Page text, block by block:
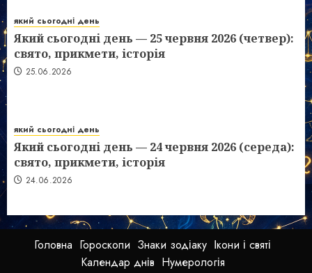
який сьогодні день
Який сьогодні день — 25 червня 2026 (четвер):
свято, прикмети, історія
25.06.2026
який сьогодні день
Який сьогодні день — 24 червня 2026 (середа):
свято, прикмети, історія
24.06.2026
Головна Гороскопи Знаки зодіаку Ікони і святі
Календар днів Нумерологія